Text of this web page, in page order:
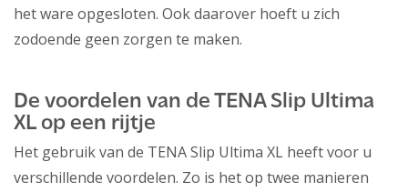
het ware opgesloten. Ook daarover hoeft u zich
zodoende geen zorgen te maken.
De voordelen van de TENA Slip Ultima
XL op een rijtje
Het gebruik van de TENA Slip Ultima XL heeft voor u
verschillende voordelen. Zo is het op twee manieren